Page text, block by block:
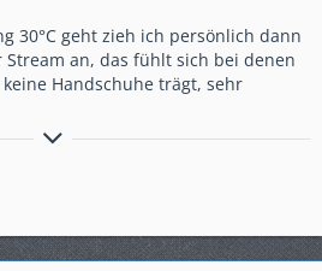
30°C geht zieh ich persönlich dann
an, das fühlt sich bei denen
Handschuhe trägt, sehr